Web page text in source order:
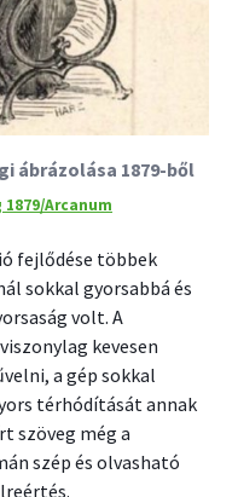
ábrázolása 1879-ből
Arcanum
fejlődése többek
sokkal gyorsabbá és
volt. A
kevesen
a gép sokkal
térhódítását annak
szöveg még a
szép és olvasható